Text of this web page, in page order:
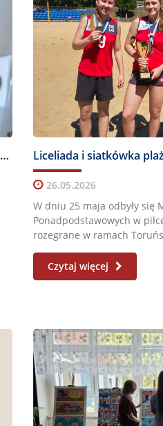
Wolontariusze biblioteczni odwiedzili Małe Muzeum Historii Edycji Pana Tadeusza w Toruniu
26.05.2026
W dniu 25 maja odbyły się
Ponadpodstawowych w
rozegrane w ramach
Czytaj więcej